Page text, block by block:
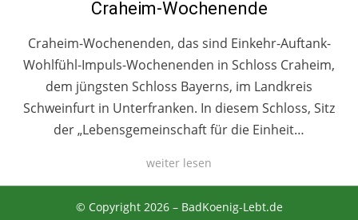
Craheim-Wochenende
Craheim-Wochenenden, das sind Einkehr-Auftank-
Wohlfühl-Impuls-Wochenenden in Schloss Craheim,
dem jüngsten Schloss Bayerns, im Landkreis
Schweinfurt in Unterfranken. In diesem Schloss, Sitz
der „Lebensgemeinschaft für die Einheit…
weiter lesen
© Copyright 2026 – BadKoenig-Lebt.de